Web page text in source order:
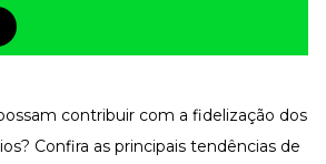
e Negócios
da organização
contribuir com a fidelização dos
Confira as principais tendências de